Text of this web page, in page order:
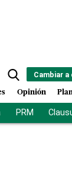
Cambiar a
Opinión
PRM